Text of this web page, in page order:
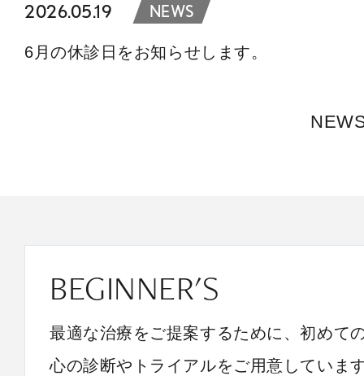
2026.05.19 NEWS
6月の休診日をお知らせします。
BEGINNER'S
最適な治療をご提案するために、初めて
心の診断やトライアルをご用意していま